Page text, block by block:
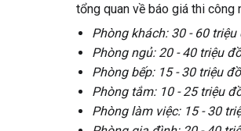
tổng quan về báo giá thi công
Phòng khách: 30 - 60 triệu
Phòng ngủ: 20 - 40 triệu
Phòng bếp: 15 - 30 triệu
Phòng tắm: 10 - 25 triệu
Phòng làm việc: 15 - 30